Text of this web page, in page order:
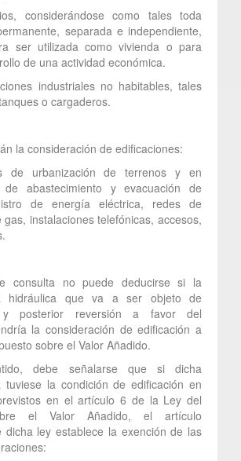
considerándose como tales toda
separada e independiente,
ser utilizada como vivienda o para
de una actividad económica.
industriales no habitables, tales
o cargaderos.
la consideración de edificaciones:
de urbanización de terrenos y en
abastecimiento y evacuación de
de energía eléctrica, redes de
instalaciones telefónicas, accesos,
consulta no puede deducirse si la
hidráulica que va a ser objeto de
y posterior reversión a favor del
la consideración de edificación a
sobre el Valor Añadido.
debe señalarse que si dicha
tuviese la condición de edificación en
en el artículo 6 de la Ley del
el Valor Añadido, el artículo
dicha ley establece la exención de las